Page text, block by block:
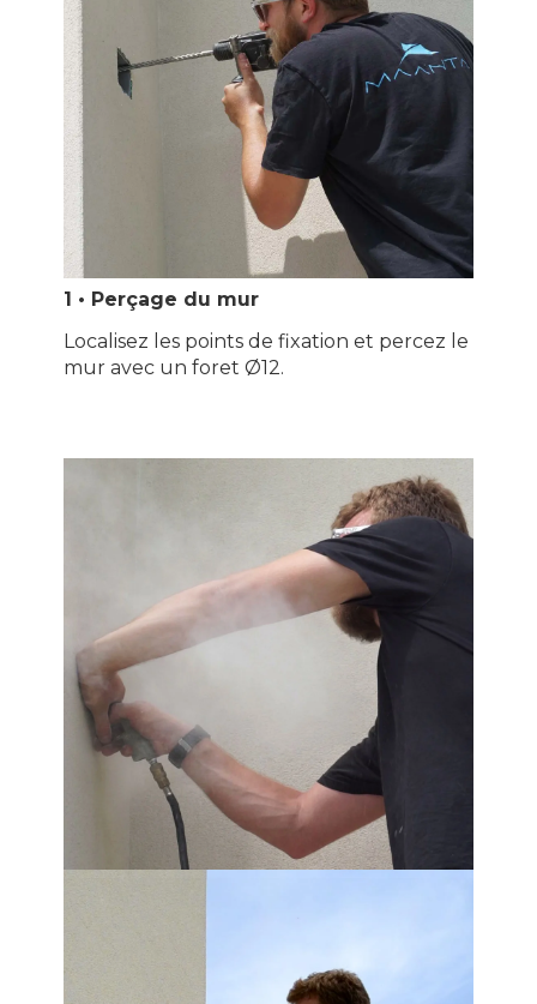
1 • Perçage du mur
Localisez les points de fixation et percez le
mur avec un foret Ø12.